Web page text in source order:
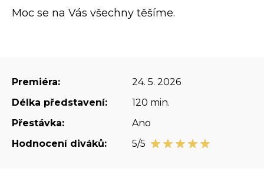
Moc se na Vás všechny těšíme.
Premiéra:
24. 5. 2026
Délka představení:
120 min.
Přestávka:
Ano
Hodnocení diváků:
5/5